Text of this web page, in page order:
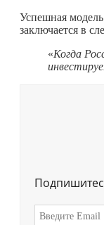
Успешная
заключается в
«Когда